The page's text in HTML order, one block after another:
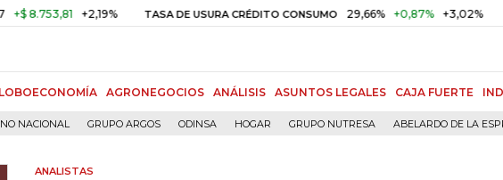
+2,19% TASA DE USURA CRÉDITO CONSUMO 29,66% +0,87% +3,02% DTF
AGRONEGOCIOS ANÁLISIS ASUNTOS LEGALES CAJA FUERTE
NACIONAL GRUPO ARGOS ODINSA HOGAR GRUPO NUTRESA ABELARDO DE LA
ANALISTAS